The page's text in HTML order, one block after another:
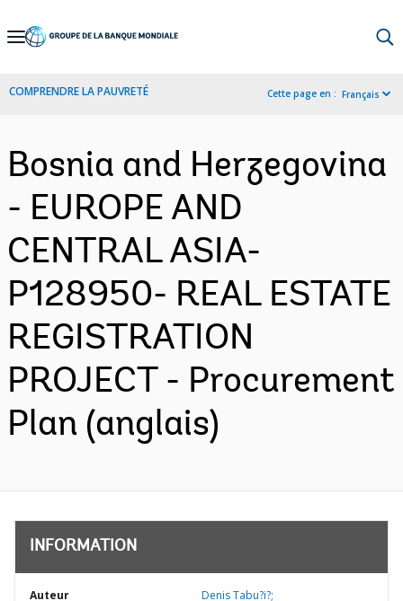
Skip
Navigation
COMPRENDRE LA PAUVRETÉ Cette page en : Français
Bosnia and Herzegovina
- EUROPE AND
CENTRAL ASIA-
P128950- REAL ESTATE
REGISTRATION
PROJECT - Procurement
Plan (anglais)
INFORMATION
Auteur Denis Tabu?i?;